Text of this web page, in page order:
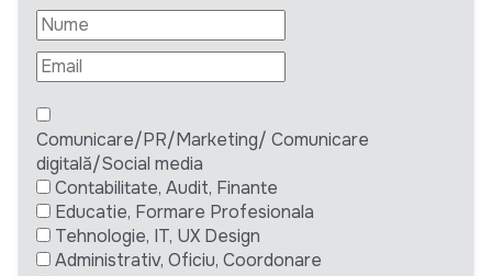
Comunicare/PR/Marketing/ Comunicare
digitală/Social media
Contabilitate, Audit, Finante
Educatie, Formare Profesionala
Tehnologie, IT, UX Design
Administrativ, Oficiu, Coordonare